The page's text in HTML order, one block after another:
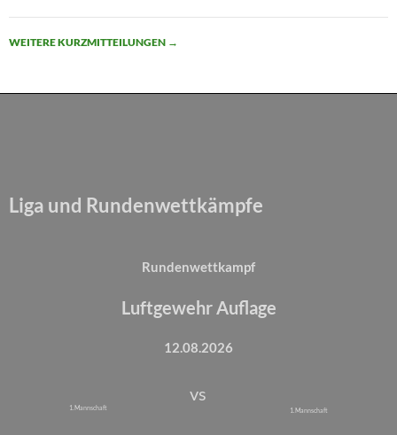
WEITERE KURZMITTEILUNGEN →
Liga und Rundenwettkämpfe
Rundenwettkampf
Luftgewehr Auflage
12.08.2026
1. Mannschaft
vs
1. Mannschaft